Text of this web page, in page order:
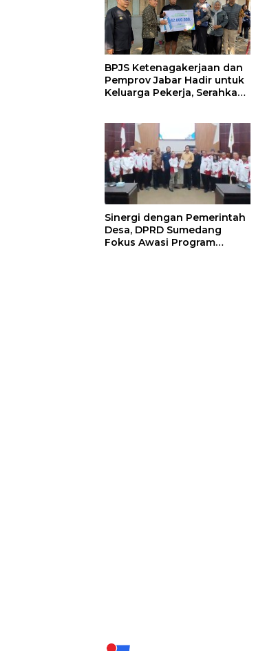
BPJS Ketenagakerjaan dan
Pemprov Jabar Hadir untuk
Keluarga Pekerja, Serahkan
Sinergi dengan Pemerintah
Desa, DPRD Sumedang
Fokus Awasi Program